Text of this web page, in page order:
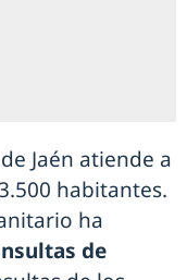
Jaén atiende a
habitantes.
ha
de